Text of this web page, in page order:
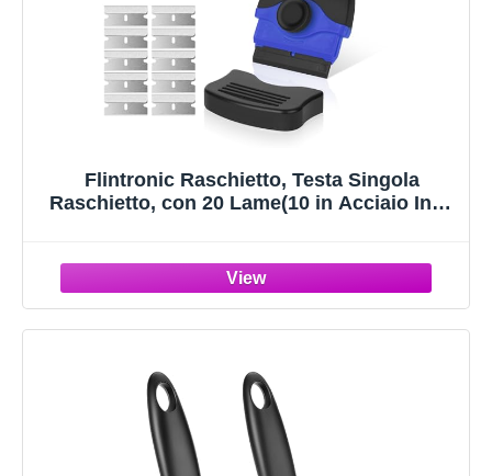
Flintronic Raschietto, Testa Singola
Raschietto, con 20 Lame(10 in Acciaio Inox
Finestre, Specchi, Piastrelle-Blu